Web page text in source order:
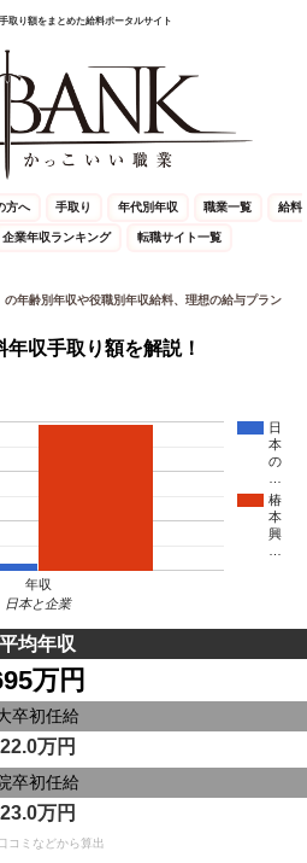
取り額をまとめた給料ポータルサイト
方へ 手取り 年代別年収 職業一覧 給料
企業年収ランキング 転職サイト一覧
年齢別年収や役職別年収給料、理想の給与プラン
収手取り額を解説！
日
本
の
椿
本
興
年収
日本と企業
平均年収
万円
卒初任給
22.0万円
卒初任給
23.0万円
コミなどから算出